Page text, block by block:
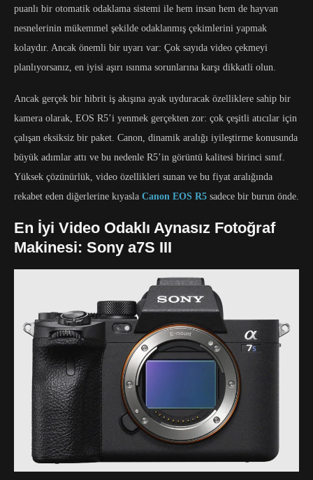
puanlı bir otomatik odaklama sistemi ile hem insan hem de hayvan
nesnelerinin mükemmel şekilde odaklanmış çekimlerini yapmak
kolaydır. Ancak önemli bir uyarı var: Çok sayıda video çekmeyi
planlıyorsanız, en iyisi aşırı ısınma sorunlarına karşı dikkatli olun.
Ancak gerçek bir hibrit iş akışına ayak uyduracak özelliklere sahip bir
kamera olarak, EOS R5’i yenmek gerçekten zor: çok çeşitli atıcılar için
çalışan eksiksiz bir paket. Canon, dinamik aralığı iyileştirme konusunda
büyük adımlar attı ve bu nedenle R5’in görüntü kalitesi birinci sınıf.
Yüksek çözünürlük, video özellikleri sunan ve bu fiyat aralığında
rekabet eden diğerlerine kıyasla Canon EOS R5 sadece bir burun önde.
En İyi Video Odaklı Aynasız Fotoğraf
Makinesi: Sony a7S III